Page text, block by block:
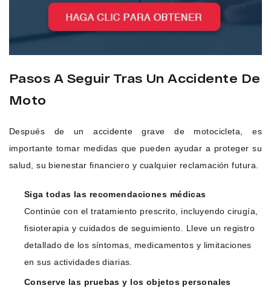
Pasos A Seguir Tras Un Accidente De
Moto
Después de un accidente grave de motocicleta, es
importante tomar medidas que pueden ayudar a proteger su
salud, su bienestar financiero y cualquier reclamación futura.
Siga todas las recomendaciones médicas
Continúe con el tratamiento prescrito, incluyendo cirugía,
fisioterapia y cuidados de seguimiento. Lleve un registro
detallado de los síntomas, medicamentos y limitaciones
en sus actividades diarias.
Conserve las pruebas y los objetos personales